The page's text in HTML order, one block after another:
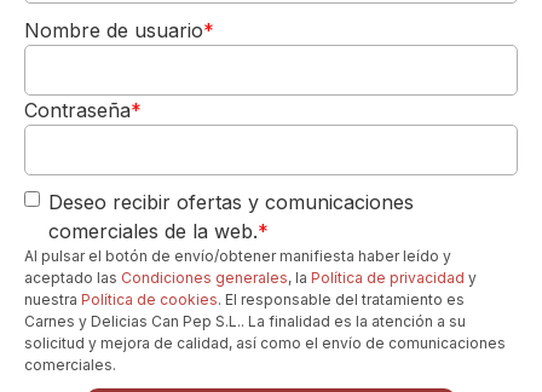
Can Pep Gourmet | Tienda online de carnes, delicias,
Para tu 1º pedido
Los quiero-->
Nombre de usuario*
Contraseña*
Deseo recibir ofertas y comunicaciones
comerciales de la web.*
Al pulsar el botón de envío/obtener manifiesta haber leído y
aceptado las Condiciones generales, la Política de privacidad y
nuestra Política de cookies. El responsable del tratamiento es
Carnes y Delicias Can Pep S.L.. La finalidad es la atención a su
solicitud y mejora de calidad, así como el envío de comunicaciones
comerciales.